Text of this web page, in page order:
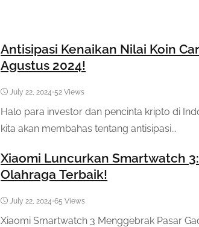
Antisipasi Kenaikan Nilai Koin
Agustus 2024!
July 22, 2024•52 Views
Halo para investor dan pencinta kripto di
kita akan membahas tentang antisipasi...
Xiaomi Luncurkan Smartwatch
Olahraga Terbaik!
July 22, 2024•65 Views
Xiaomi Smartwatch 3 Menggebrak Pasar